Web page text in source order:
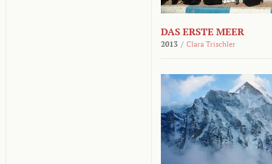
DAS ERSTE MEER
2013 / Clara Trischler